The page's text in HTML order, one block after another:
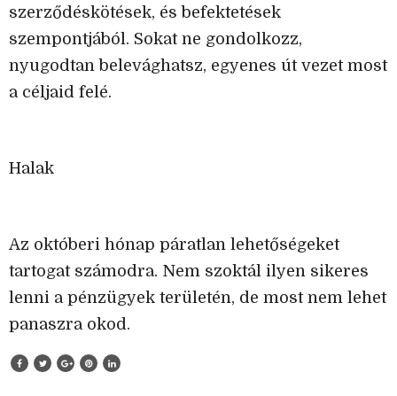
szerződéskötések, és befektetések
szempontjából. Sokat ne gondolkozz,
nyugodtan belevághatsz, egyenes út vezet most
a céljaid felé.
Halak
Az októberi hónap páratlan lehetőségeket
tartogat számodra. Nem szoktál ilyen sikeres
lenni a pénzügyek területén, de most nem lehet
panaszra okod.